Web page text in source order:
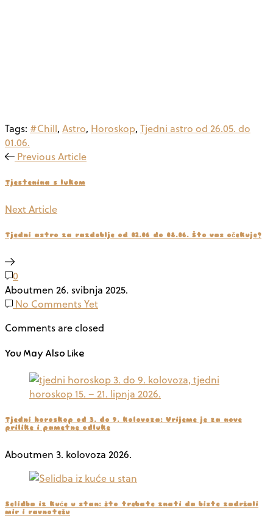
Tags: #Chill, Astro, Horoskop, Tjedni astro od 26.05. do
01.06.
Previous Article
Tjestenina s lukom
Next Article
Tjedni astro za razdoblje od 02.06 do 08.06. Što vas očekuje?
0
Aboutmen 26. svibnja 2025.
No Comments Yet
Comments are closed
You May Also Like
Tjedni horoskop od 3. do 9. kolovoza: Vrijeme je za nove
prilike i pametne odluke
Aboutmen 3. kolovoza 2026.
Selidba iz kuće u stan: što trebate znati da biste zadržali
mir i ravnotežu